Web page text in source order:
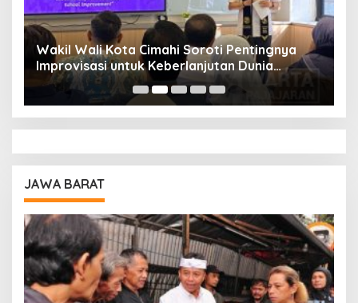
Wakil Wali Kota Cimahi Soroti Pentingnya
Improvisasi untuk Keberlanjutan Dunia
Pendidikan
JAWA BARAT